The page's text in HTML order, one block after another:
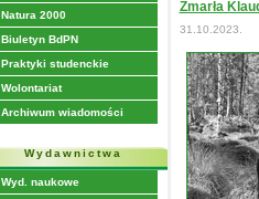
Natura 2000
Biuletyn BdPN
Praktyki studenckie
Wolontariat
Archiwum wiadomości
Wydawnictwa
Wyd. naukowe
Zmarła
31.10.2023.